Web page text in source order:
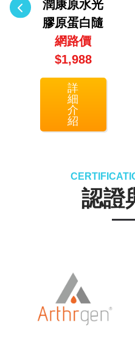
潤康原水光
膠原蛋白隨
身包2入組
(30包/盒X2
盒)
網路價
$1,988
詳
細
介
紹
認證